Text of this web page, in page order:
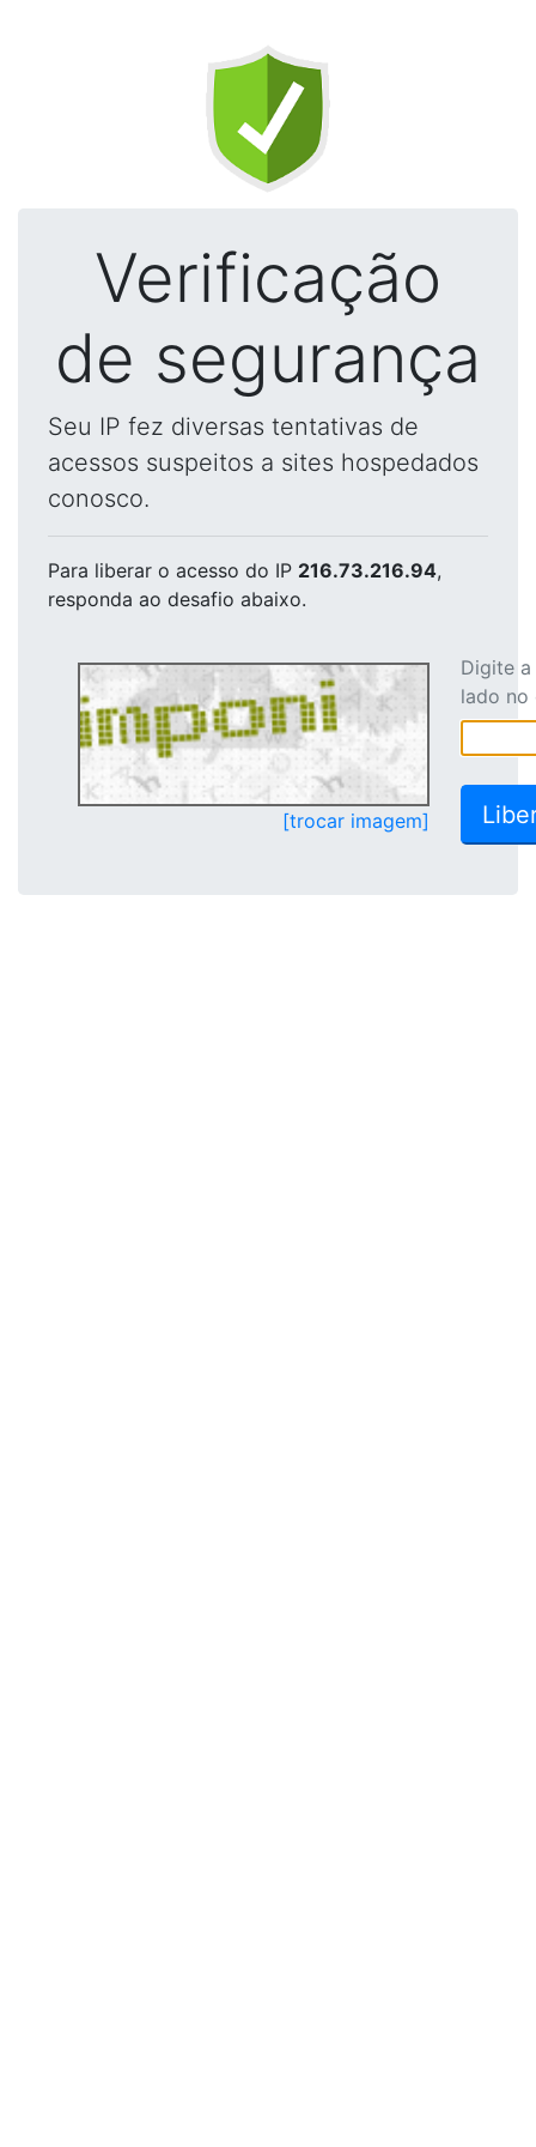
Verificação
de segurança
Seu IP fez diversas tentativas de
acessos suspeitos a sites hospedados
conosco.
Para liberar o acesso do IP 216.73.216.94,
responda ao desafio abaixo.
[trocar imagem]
Digite
lado no